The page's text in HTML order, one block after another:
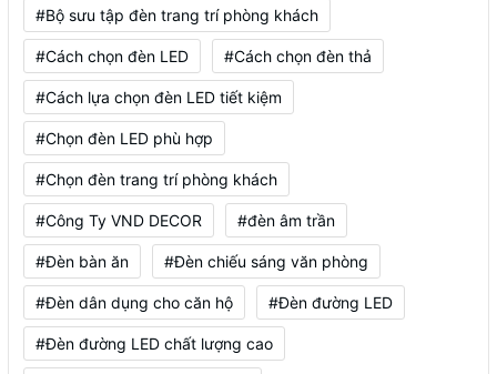
#Bộ sưu tập đèn trang trí phòng khách
#Cách chọn đèn LED #Cách chọn đèn thả
#Cách lựa chọn đèn LED tiết kiệm
#Chọn đèn LED phù hợp
#Chọn đèn trang trí phòng khách
#Công Ty VND DECOR #đèn âm trần
#Đèn bàn ăn #Đèn chiếu sáng văn phòng
#Đèn dân dụng cho căn hộ #Đèn đường LED
#Đèn đường LED chất lượng cao